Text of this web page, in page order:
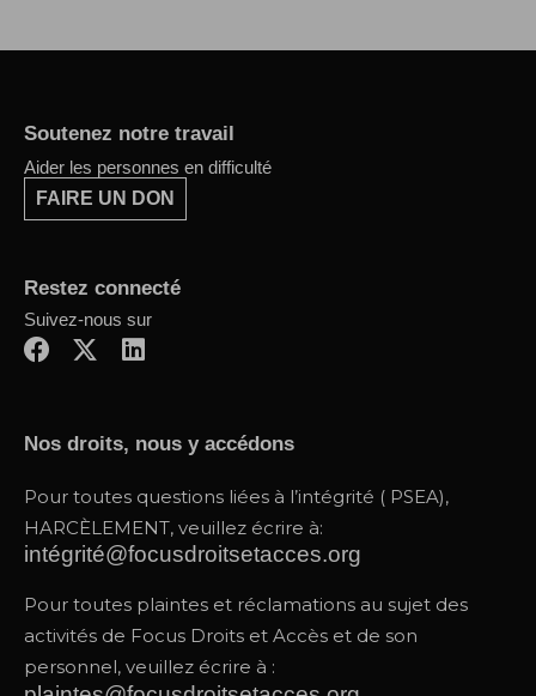
Soutenez notre travail
Aider les personnes en difficulté
FAIRE UN DON
Restez connecté
Suivez-nous sur
F
e
o
o
k
X
w
t
t
e
L
k
d
i
n
Nos droits, nous y accédons
Pour toutes questions liées à l’intégrité ( PSEA),
HARCÈLEMENT, veuillez écrire à:
intégrité@focusdroitsetacces.org
Pour toutes plaintes et réclamations au sujet des
activités de Focus Droits et Accès et de son
personnel, veuillez écrire à :